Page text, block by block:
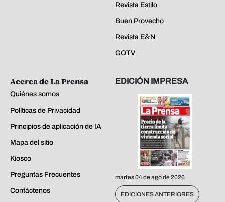
Revista Estilo
Buen Provecho
Revista E&N
GOTV
Acerca de La Prensa
Quiénes somos
Políticas de Privacidad
Principios de aplicación de IA
Mapa del sitio
Kiosco
Preguntas Frecuentes
Contáctenos
EDICIÓN IMPRESA
martes 04 de ago de 2026
EDICIONES ANTERIORES